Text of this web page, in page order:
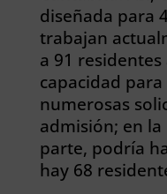
diseñada para
trabajan
a 91
capacidad
numerosas
admisión; en la
parte, podría
hay 68